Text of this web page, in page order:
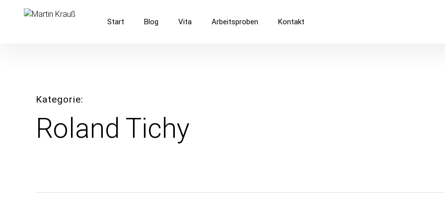
überspringenMartin Krauß
Online-Journalist. Blogger. Medienentwickler.
Start Blog Vita Arbeitsproben Kontakt
Kategorie
Roland Tichy